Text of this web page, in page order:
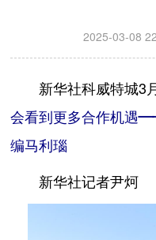
2025-03-08
新华社科威特城3
会看到更多合作机遇
编马利瑙
新华社记者尹炣